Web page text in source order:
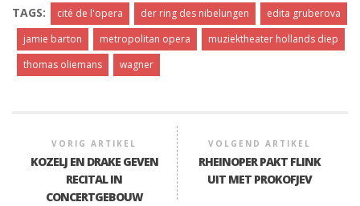
TAGS: cité de l'opera der ring des nibelungen
edita gruberova
jamie barton
metropolitan opera
muziektheater hollands diep
thomas oliemans
wagner
VORIG ARTIKEL
KOZELJ EN DRAKE GEVEN
RECITAL IN
CONCERTGEBOUW
VOLGEND ARTIKEL
RHEINOPER PAKT FLINK
UIT MET PROKOFJEV